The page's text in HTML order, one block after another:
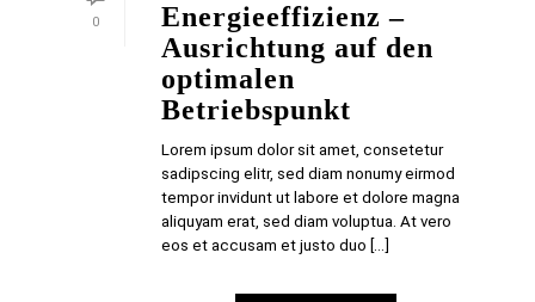
0
Energieeffizienz –
Ausrichtung auf den
optimalen
Betriebspunkt
Lorem ipsum dolor sit amet, consetetur
sadipscing elitr, sed diam nonumy eirmod
tempor invidunt ut labore et dolore magna
aliquyam erat, sed diam voluptua. At vero
eos et accusam et justo duo [...]